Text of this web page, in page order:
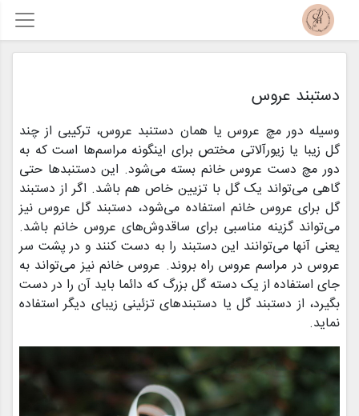
دستبند عروس
وسیله دور مچ عروس یا همان دستنبد عروس، ترکیبی از چند
گل زیبا یا زیورآلاتی مختص برای اینگونه مراسم‌ها است که به
دور مچ دست عروس خانم بسته می‌شود. این دستنبد‌ها حتی
گاهی می‌تواند یک گل با تزیین خاص هم باشد. اگر از دستبند
گل برای عروس خانم استفاده می‌شود، دستبند گل عروس نیز
می‌تواند گزینه مناسبی برای ساقدوش‌های عروس خانم باشد.
یعنی آنها می‌توانند این دستبند را به دست کنند و در پشت سر
عروس در مراسم عروس راه بروند. عروس خانم نیز می‌تواند به
جای استفاده از یک دسته گل بزرگ که دائما باید آن را در دست
بگیرد، از دستبند گل یا دستبندهای تزئینی زیبای دیگر استفاده
نماید.